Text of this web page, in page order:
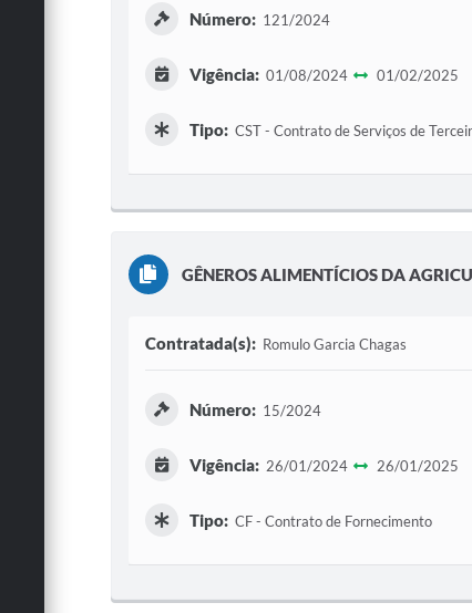
Número: 121/2024
Vigência: 01/08/2024 01/02/2025
Tipo: CST - Contrato de Serviços de
GÊNEROS ALIMENTÍCIOS DA
Contratada(s): Romulo Garcia Chagas
Número: 15/2024
Vigência: 26/01/2024 26/01/2025
Tipo: CF - Contrato de Fornecimento